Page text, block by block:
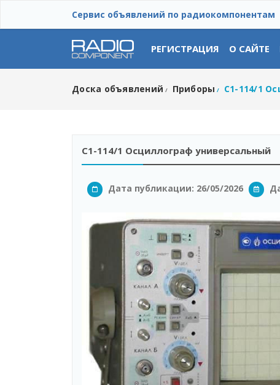
Сервис объявлений по радиокомпонентам
РЕГИСТРАЦИЯ О САЙТЕ
Доска объявлений / Приборы / С1-114/1
С1-114/1 Осциллограф универсальный
Дата публикации: 26/05/2026